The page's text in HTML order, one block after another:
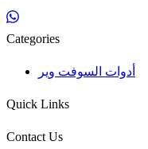
Categories
أدوات السوفت وير
Quick Links
Contact Us